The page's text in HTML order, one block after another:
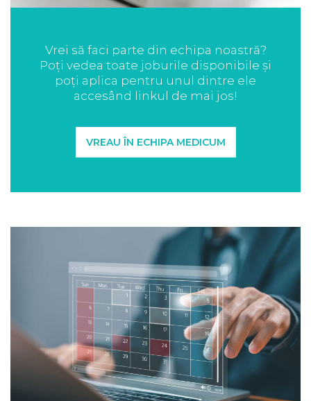
Vrei să faci parte din echipa noastră?
Poți vedea toate joburile disponibile și
poți aplica pentru unul dintre ele
accesând linkul de mai jos!
VREAU ÎN ECHIPA MEDICUM